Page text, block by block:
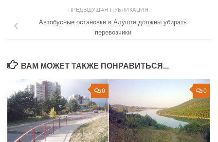
ПРЕДЫДУЩАЯ ПУБЛИКАЦИЯ
Автобусные остановки в Алуште должны убирать
перевозчики
ВАМ МОЖЕТ ТАКЖЕ ПОНРАВИТЬСЯ...
0 0